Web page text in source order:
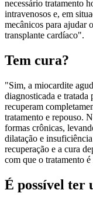
necessário tratamento
intravenosos e, em
mecânicos para ajudar
transplante cardíaco".
Tem cura?
"Sim, a miocardite
diagnosticada e tratada
recuperam
tratamento e repouso.
formas crônicas,
dilatação e
recuperação e a cura
com que o tratamento
É possível ter